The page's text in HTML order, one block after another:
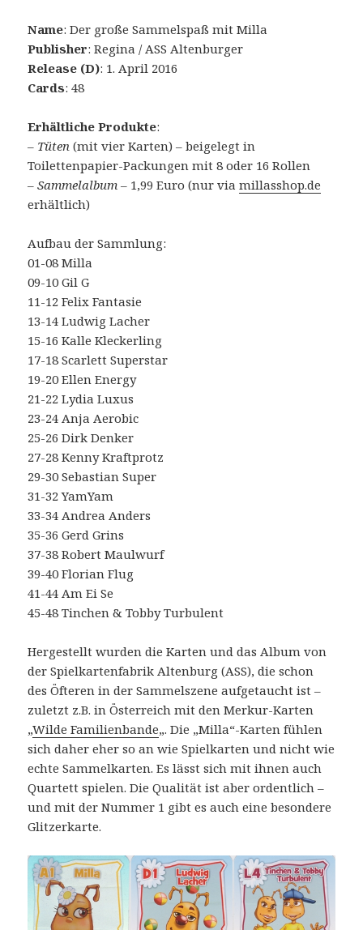
Name: Der große Sammelspaß mit Milla
Publisher: Regina / ASS Altenburger
Release (D): 1. April 2016
Cards: 48
Erhältliche Produkte:
– Tüten (mit vier Karten) – beigelegt in
Toilettenpapier-Packungen mit 8 oder 16 Rollen
–Sammelalbum – 1,99 Euro (nur viamillasshop.de
erhältlich)
Aufbau der Sammlung:
01-08 Milla
09-10 Gil G
11-12 Felix Fantasie
13-14 Ludwig Lacher
15-16 Kalle Kleckerling
17-18 Scarlett Superstar
19-20 Ellen Energy
21-22 Lydia Luxus
23-24 Anja Aerobic
25-26 Dirk Denker
27-28 Kenny Kraftprotz
29-30 Sebastian Super
31-32 YamYam
33-34 Andrea Anders
35-36 Gerd Grins
37-38 Robert Maulwurf
39-40 Florian Flug
41-44 Am Ei Se
45-48 Tinchen & Tobby Turbulent
Hergestellt wurden die Karten und das Album von
der Spielkartenfabrik Altenburg (ASS), die schon
des Öfteren in der Sammelszene aufgetaucht ist –
zuletzt z.B. in Österreich mit den Merkur-Karten
„Wilde Familienbande„. Die „Milla“-Karten fühlen
sich daher eher so an wie Spielkarten und nicht wie
echte Sammelkarten. Es lässt sich mit ihnen auch
Quartett spielen. Die Qualität ist aber ordentlich –
und mit der Nummer 1 gibt es auch eine besondere
Glitzerkarte.